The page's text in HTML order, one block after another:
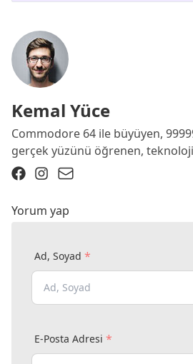
Kemal Yüce
Commodore 64 ile büyüyen,
gerçek yüzünü öğrenen, teknoloji
Yorum yap
Ad, Soyad *
E-Posta Adresi *